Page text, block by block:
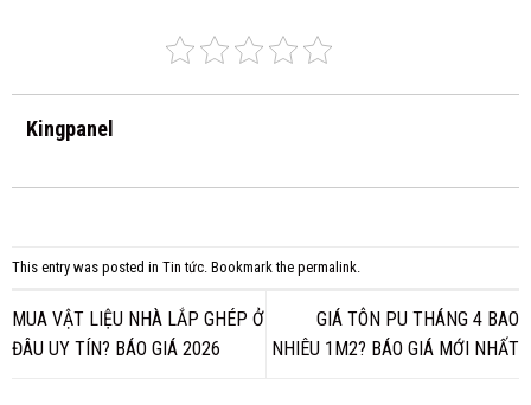
Kingpanel
This entry was posted in Tin tức . Bookmark the permalink
MUA VẬT LIỆU NHÀ LẮP GHÉP Ở
ĐÂU UY TÍN? BÁO GIÁ 2026
GIÁ TÔN PU THÁNG 4 BAO
NHIÊU 1M2? BÁO GIÁ MỚI NHẤT